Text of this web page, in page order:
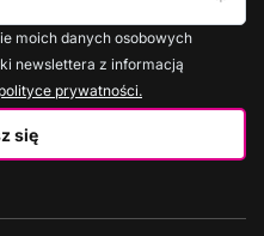
się
moich danych osobowych
newslettera z informacją
polityce prywatności.